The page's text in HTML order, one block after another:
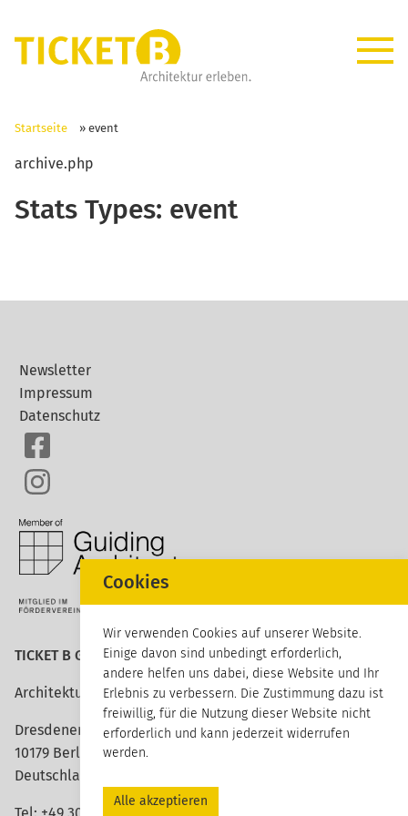
Startseite » event
archive.php
Stats Types: event
Newsletter
Impressum
Datenschutz
TICKET B GmbH
Architektur erleben
Dresdener Straße 113
10179 Berlin
Deutschland
Cookies
Wir verwenden Cookies auf unserer Website.
Einige davon sind unbedingt erforderlich,
andere helfen uns dabei, diese Website und Ihr
Erlebnis zu verbessern. Die Zustimmung dazu ist
freiwillig, für die Nutzung dieser Website nicht
erforderlich und kann jederzeit widerrufen
werden.
Alle akzeptieren